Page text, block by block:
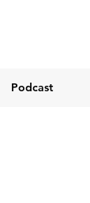
Podcast